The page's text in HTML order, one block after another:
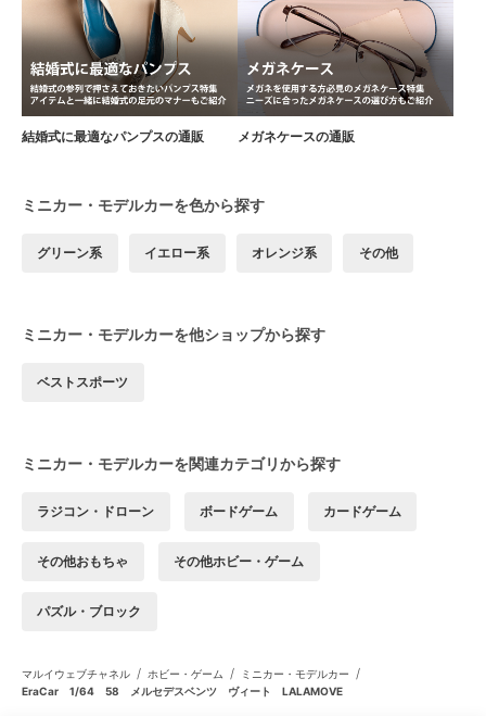
結婚式に最適なパンプスの通販 メガネケースの通販
ミニカー・モデルカーを色から探す
グリーン系 イエロー系 オレンジ系 その他
ミニカー・モデルカーを他ショップから探す
ベストスポーツ
ミニカー・モデルカーを関連カテゴリから探す
ラジコン・ドローン ボードゲーム カードゲーム
その他おもちゃ その他ホビー・ゲーム
パズル・ブロック
マルイウェブチャネル / ホビー・ゲーム / ミニカー・モデルカー /
EraCar 1/64 58 メルセデスベンツ ヴィート LALAMOVE